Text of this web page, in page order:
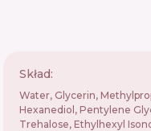
Skład:
Water, Glycerin,
Hexanediol, Pentylene
Trehalose, Ethylhexyl